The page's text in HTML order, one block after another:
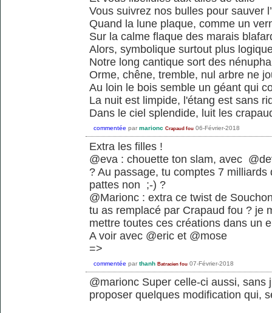
Vous suivrez nos bulles pour sauver
Quand la lune plaque, comme un
Sur la calme flaque des marais
Alors, symbolique surtout plus
Notre long cantique sort des
Orme, chêne, tremble, nul arbre ne
Au loin le bois semble un géant qui
La nuit est limpide, l'étang est sans
Dans le ciel splendide, luit les
commentée par marionc Crapaud fou 06-Février-2018
Extra les filles !
@eva : chouette ton slam, avec
? Au passage, tu comptes 7
pattes non ;-) ?
@Marionc : extra ce twist de
tu as remplacé par Crapaud fou ? je
mettre toutes ces créations dans un
A voir avec @eric et @mose
=>
commentée par thanh Batracien fou 07-Février-2018
@marionc Super celle-ci aussi,
proposer quelques modification qui,